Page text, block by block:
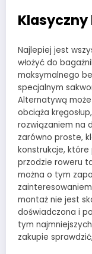
Najlepiej jest
włożyć do
maksymalnego
specjalnym
Alternatywą
obciąża
rozwiązaniem na
zarówno proste,
konstrukcje, które
przodzie roweru
można o tym
montaż nie jest
doświadczona i
tym
zakupie